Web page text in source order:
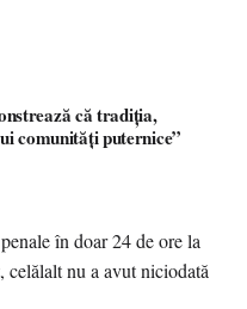
că tradiția,
comunități puternice”